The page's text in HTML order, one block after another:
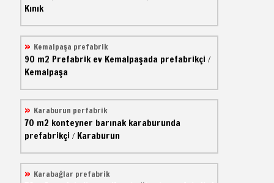
Kınık
Kemalpaşa prefabrik
90 m2 Prefabrik ev Kemalpaşada prefabrikçi /
Kemalpaşa
Karaburun perfabrik
70 m2 konteyner barınak karaburunda
prefabrikçi / Karaburun
Karabağlar prefabrik